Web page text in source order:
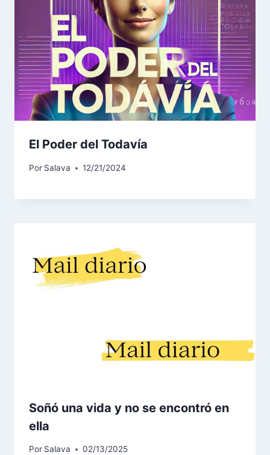
El Poder del Todavía
Por Salava 12/21/2024
Soñó una vida y no se encontró en
ella
Por Salava 02/13/2025